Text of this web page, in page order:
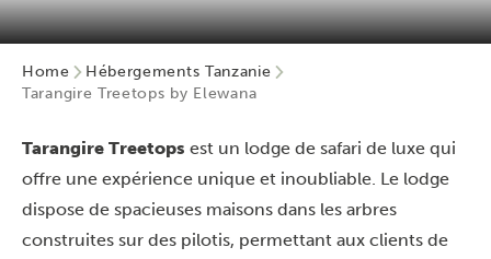
Home
Hébergements Tanzanie
Tarangire Treetops by Elewana
Tarangire Treetops est un lodge de safari de luxe qui
offre une expérience unique et inoubliable. Le lodge
dispose de spacieuses maisons dans les arbres
construites sur des pilotis, permettant aux clients de